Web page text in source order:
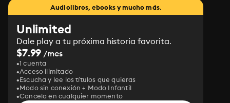
Audiolibros, ebooks y mucho más.
Unlimited
Dale play a tu próxima historia favorita.
$7.99 /mes
1 cuenta
Acceso ilimitado
Escucha y lee los títulos que quieras
Modo sin conexión + Modo Infantil
Cancela en cualquier momento